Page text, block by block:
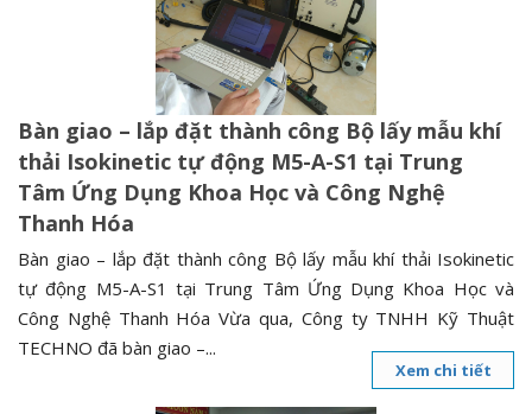
a
v
i
g
a
t
o
n
Bàn giao – lắp đặt thành công Bộ lấy mẫu khí
thải Isokinetic tự động M5-A-S1 tại Trung
Tâm Ứng Dụng Khoa Học và Công Nghệ
Thanh Hóa
Bàn giao – lắp đặt thành công Bộ lấy mẫu khí thải Isokinetic
tự động M5-A-S1 tại Trung Tâm Ứng Dụng Khoa Học và
Công Nghệ Thanh Hóa Vừa qua, Công ty TNHH Kỹ Thuật
TECHNO đã bàn giao –...
Xem chi tiết